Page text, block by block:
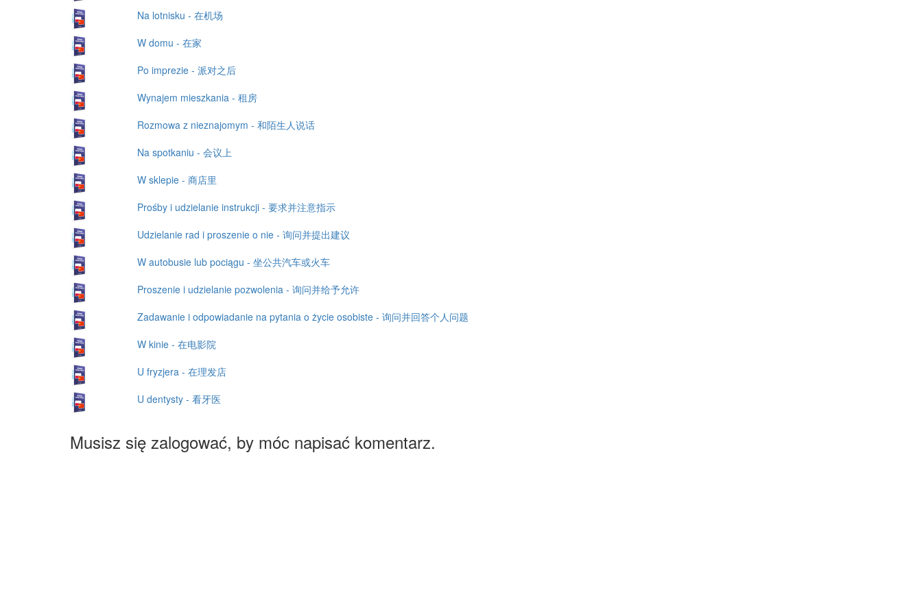
Na lotnisku - 在机场
W domu - 在家
Po imprezie - 派对之后
Wynajem mieszkania - 租房
Rozmowa z nieznajomym - 和陌生人说话
Na spotkaniu - 会议上
W sklepie - 商店里
Prośby i udzielanie instrukcji - 要求并注意指示
Udzielanie rad i proszenie o nie - 询问并提出建议
W autobusie lub pociągu - 坐公共汽车或火车
Proszenie i udzielanie pozwolenia - 询问并给予允许
Zadawanie i odpowiadanie na pytania o życie osobiste - 询问并回答个人问题
W kinie - 在电影院
U fryzjera - 在理发店
U dentysty - 看牙医
Musisz się zalogować, by móc napisać komentarz.